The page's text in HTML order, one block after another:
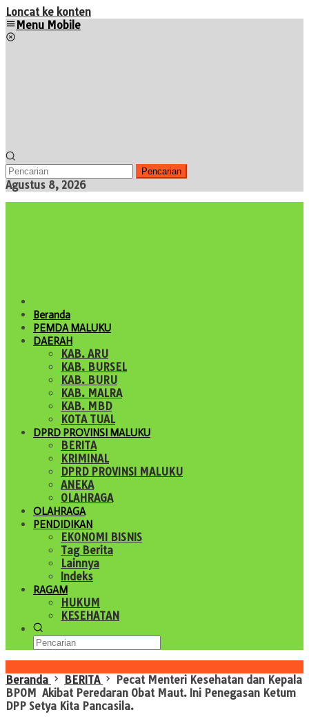
Loncat ke konten
Menu Mobile
Pencarian
Agustus 8, 2026
Beranda
PEMDA MALUKU
DAERAH
KAB. ARU
KAB. BURSEL
KAB. BURU
KAB. MALRA
KAB. MBD
KOTA TUAL
DPRD PROVINSI MALUKU
BERITA
KRIMINAL
DPRD PROVINSI MALUKU
ANEKA
OLAHRAGA
OLAHRAGA
PENDIDIKAN
EKONOMI BISNIS
Tag Berita
Lainnya
Indeks
RAGAM
HUKUM
KESEHATAN
Beranda
BERITA
Pecat Menteri Kesehatan dan Kepala
BPOM Akibat Peredaran Obat Maut. Ini Penegasan Ketum
DPP Setya Kita Pancasila.